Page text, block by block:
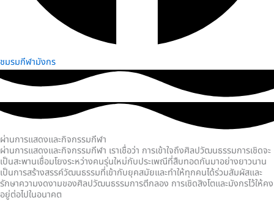
ชมรมกีฬามังกร
ผ่านการแสดงและกิจกรรมกีฬา
ผ่านการแสดงและกิจกรรมกีฬา เราเชื่อว่า การเข้าใจถึงศิลปวัฒนธรรมการเชิดจะ
เป็นสะพานเชื่อมโยงระหว่างคนรุ่นใหม่กับประเพณีที่สืบทอดกันมาอย่างยาวนาน
เป็นการสร้างสรรค์วัฒนธรรมที่เข้ากับยุคสมัยและทำให้ทุกคนได้ร่วมสัมผัสและ
รักษาความงดงามของศิลปวัฒนธรรมการตีกลอง การเชิดสิงโตและมังกรไว้ให้คง
อยู่ต่อไปในอนาคต